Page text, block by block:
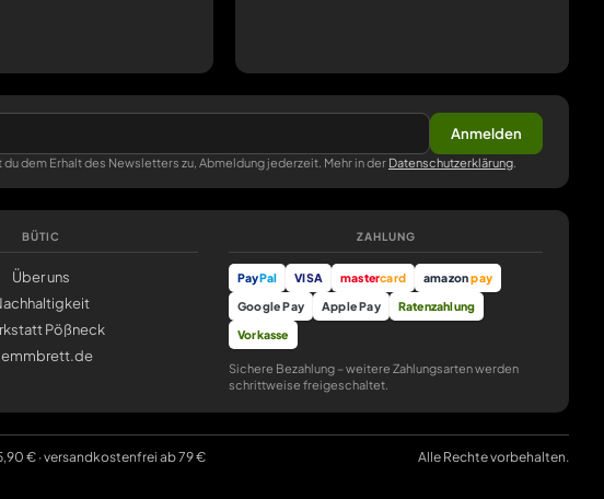
Anmelden
dem Erhalt des Newsletters zu, Abmeldung jederzeit. Mehr in der Datenschutzerklärung
BÜTIC
Über uns
Pößneck
ZAHLUNG
PayPal VISA mastercard amazonpay
Google Pay
Apple Pay
Ratenzahlung
Vorkasse
Sichere Bezahlung – weitere Zahlungsarten werden
schrittweise freigeschaltet.
€ · versandkostenfrei ab 79 € Alle Rechte vorbehalten.